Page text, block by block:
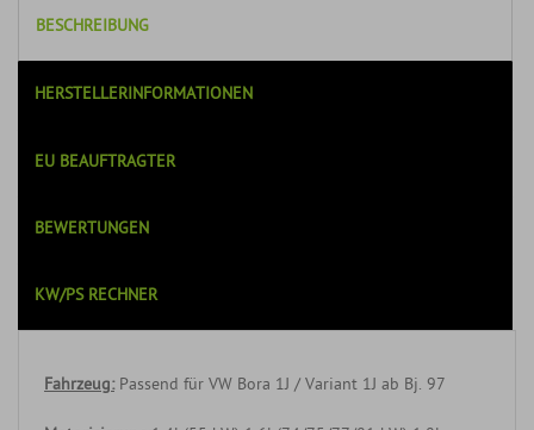
BESCHREIBUNG
HERSTELLERINFORMATIONEN
EU BEAUFTRAGTER
BEWERTUNGEN
KW/PS RECHNER
Fahrzeug:Passend für VW Bora 1J / Variant 1J ab Bj. 97